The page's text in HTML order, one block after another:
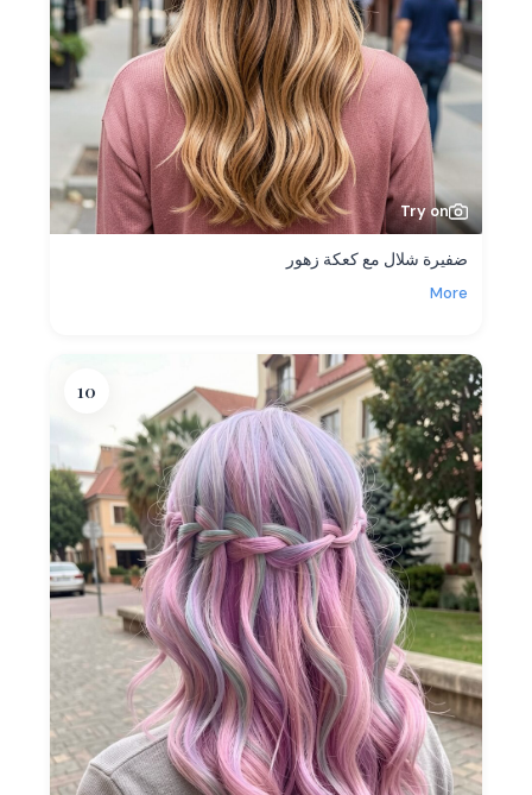
Try on
ضفيرة شلال مع كعكة زهور
More
10